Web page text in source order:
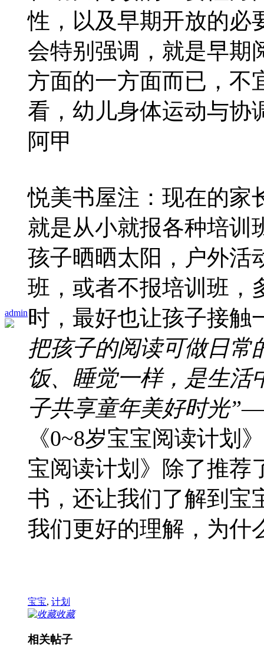
admin
性，以及早期开放的必
会特别强调，就是早期
方面的一方面而已，不
看，幼儿身体运动与
阿甲
悦美书屋注：现在的家
就是从小就报各种培训
孩子晒晒太阳，户外活
班，或者不报培训班，
时，最好也让孩子接触
把孩子的阅读可做日常
饭、睡觉一样，是生活
子共享童年美好时光
《0~8岁宝宝阅读计划
宝阅读计划》除了推荐
书，还让我们了解到宝
我们更好的理解，为什
宝宝, 计划
收藏
相关帖子